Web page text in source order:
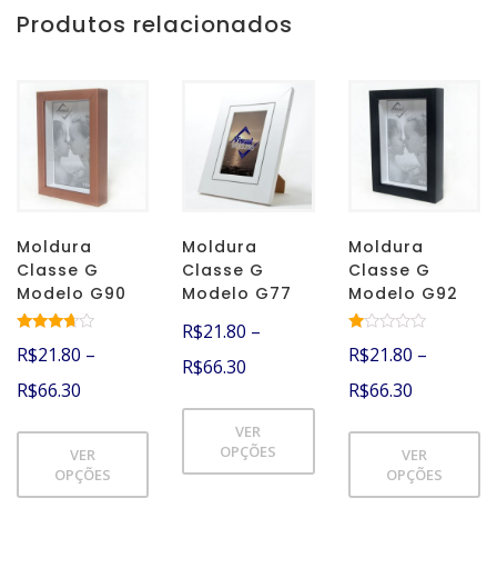
Produtos relacionados
Moldura
Classe G
Modelo G90
o
de 5
R$21.80 –
R$66.30
VER
OPÇÕES
Moldura
Classe G
Modelo G77
R$21.80 –
R$66.30
VER
OPÇÕES
Moldura
Classe G
Modelo G92
va
çã
o
00
R$21.80 –
R$66.30
VER
OPÇÕES